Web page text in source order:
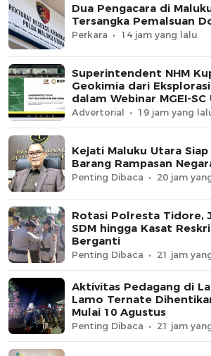
Dua Pengacara di
Tersangka Pemalsuan
Perkara 14 jam yang lalu
Superintendent NHM
Geokimia dari
dalam Webinar MGEI-SC
Advertorial 19 jam yang
Kejati Maluku Utara
Barang Rampasan
Penting Dibaca 20 jam
Rotasi Polresta Tidore,
SDM hingga Kasat
Berganti
Penting Dibaca 21 jam
Aktivitas Pedagang di
Lamo Ternate
Mulai 10 Agustus
Penting Dibaca 21 jam